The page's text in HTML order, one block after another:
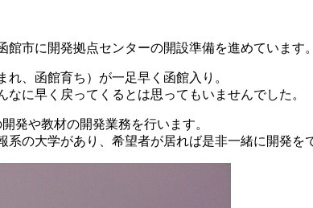
館市に開発拠点センターの開設準備を進めています。
、函館育ち）が一足早く函館入り。
に早く戻ってくるとは思ってもいませんでした。
発や教材の開発業務を行います。
の大学があり、希望者が居れば是非一緒に開発を